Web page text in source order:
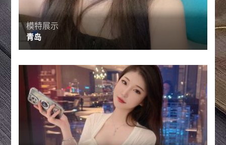
模特展示
青岛